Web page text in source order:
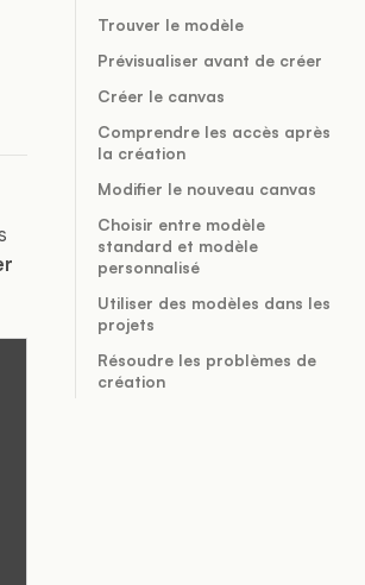
Trouver le modèle
Prévisualiser avant de créer
Créer le canvas
Comprendre les accès après
la création
Modifier le nouveau canvas
Choisir entre modèle
standard et modèle
personnalisé
Utiliser des modèles dans les
projets
Résoudre les problèmes de
création